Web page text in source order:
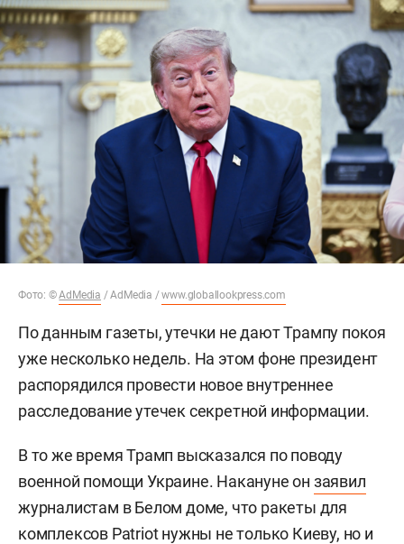
Фото: ©AdMedia / AdMedia /www.globallookpress.com
По данным газеты, утечки не дают Трампу покоя
уже несколько недель. На этом фоне президент
распорядился провести новое внутреннее
расследование утечек секретной информации.
В то же время Трамп высказался по поводу
военной помощи Украине. Накануне он заявил
журналистам в Белом доме, что ракеты для
комплексов Patriot нужны не только Киеву, но и